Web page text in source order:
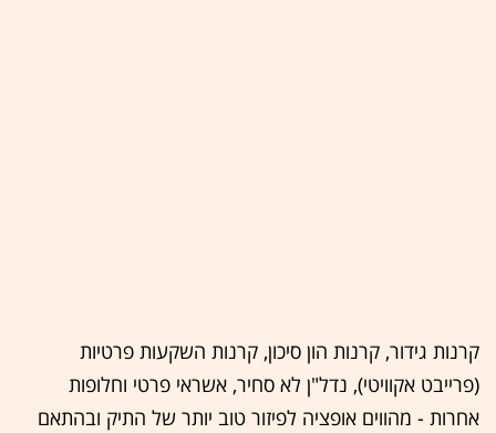
קרנות גידור, קרנות הון סיכון, קרנות השקעות פרטיות
(פרייבט אקוויטי), נדל"ן לא סחיר, אשראי פרטי וחלופות
אחרות - מהווים אופציה לפיזור טוב יותר של התיק ובהתאם